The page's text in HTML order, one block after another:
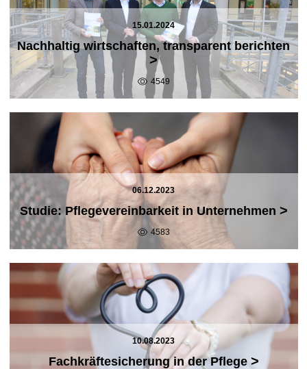
15.01.2024
Nachhaltig wirtschaften, transparent berichten
>
4549
06.12.2023
Studie: Pflegevereinbarkeit in Unternehmen >
4583
10.08.2023
Fachkräftesicherung in der Pflege >